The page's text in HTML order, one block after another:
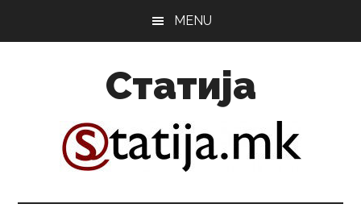
MENU
Статија